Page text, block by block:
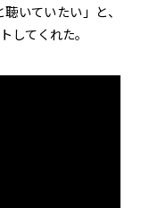
いていたい」と、
してくれた。